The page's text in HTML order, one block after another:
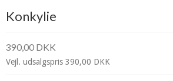
Konkylie
390,00 DKK
Vejl. udsalgspris 390,00 DKK